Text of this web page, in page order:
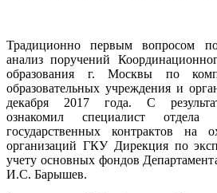
Традиционно первым вопросом
анализ поручений
образования г. Москвы по
образовательных учреждения и
декабря 2017 года. С
ознакомил специалист отдела
государственных контрактов на
организаций ГКУ Дирекция по
учету основных фондов
И.С. Барышев.